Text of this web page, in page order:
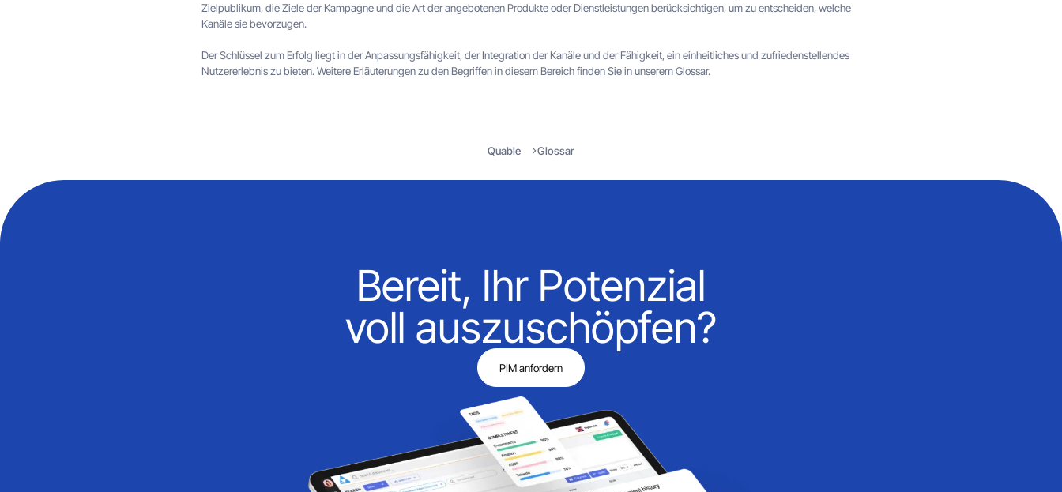
Zielpublikum, die Ziele der Kampagne und die Art der angebotenen Produkte oder Dienstleistungen berücksichtigen, um zu entscheiden, welche
Kanäle sie bevorzugen.
Der Schlüssel zum Erfolg liegt in der Anpassungsfähigkeit, der Integration der Kanäle und der Fähigkeit, ein einheitliches und zufriedenstellendes
Nutzererlebnis zu bieten. Weitere Erläuterungen zu den Begriffen in diesem Bereich finden Sie in unserem Glossar.
Quable Glossar
Bereit, Ihr Potenzial
voll auszuschöpfen?
PIM anfordern